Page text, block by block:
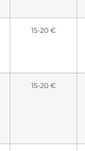
15-20 €
15-20 €